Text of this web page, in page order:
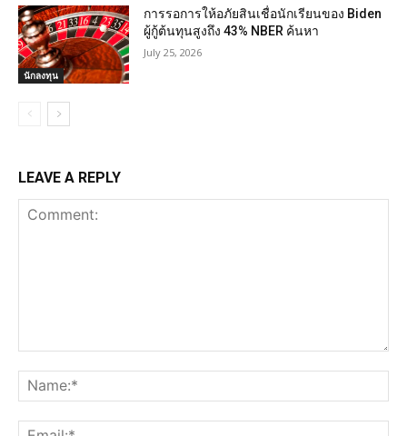
นักลงทุน
การรอการให้อภัยสินเชื่อนักเรียนของ Biden
ผู้กู้ต้นทุนสูงถึง 43% NBER ค้นหา
July 25, 2026
LEAVE A REPLY